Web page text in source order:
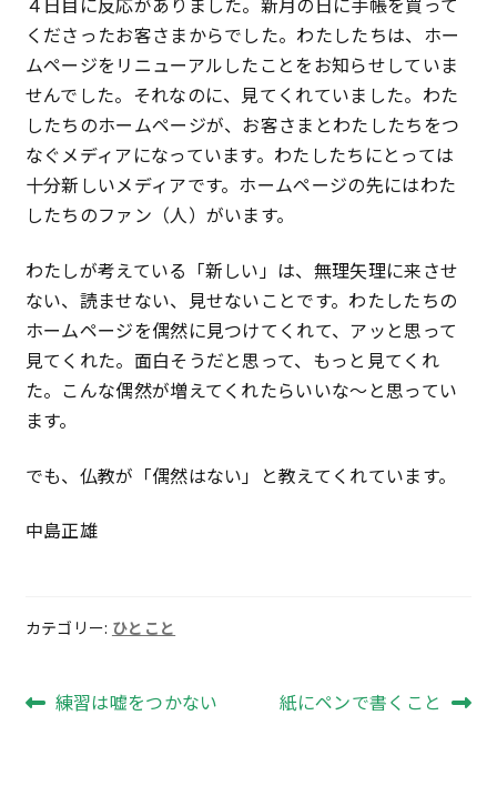
くださったお客さまからでした。わたしたちは、ホー
ムページをリニューアルしたことをお知らせしていま
せんでした。それなのに、見てくれていました。わた
したちのホームページが、お客さまとわたしたちをつ
なぐメディアになっています。わたしたちにとっては
十分新しいメディアです。ホームページの先にはわた
したちのファン（人）がいます。
わたしが考えている「新しい」は、無理矢理に来させ
ない、読ませない、見せないことです。わたしたちの
ホームページを偶然に見つけてくれて、アッと思って
見てくれた。面白そうだと思って、もっと見てくれ
た。こんな偶然が増えてくれたらいいな〜と思ってい
ます。
でも、仏教が「偶然はない」と教えてくれています。
中島正雄
カテゴリー: ひとこと
投前
練習は嘘をつかない
次
紙にペンで書くこと